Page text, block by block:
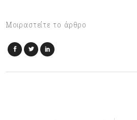
Μοιραστείτε το άρθρο